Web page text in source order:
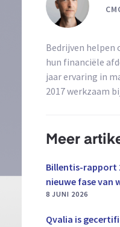
Bedrijven
hun financiële
jaar ervaring in
2017 werkzaam
Meer
Billentis-rapport
nieuwe fase van
8 JUNI 2026
Qvalia is